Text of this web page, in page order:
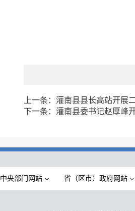
上一条： 灌南县县长高站开展
下一条： 灌南县委书记赵厚峰
中央部门网站 省（区市）政府网站